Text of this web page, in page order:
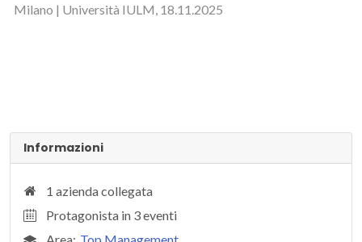
Milano | Università IULM, 18.11.2025
Informazioni
1 azienda collegata
Protagonista in 3 eventi